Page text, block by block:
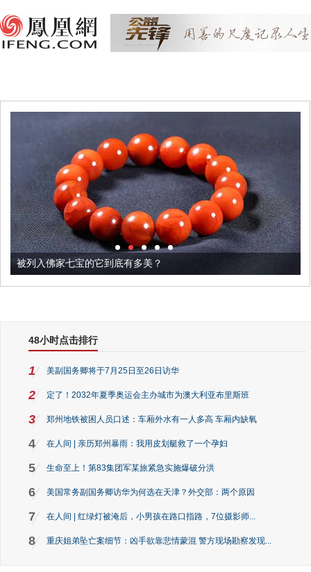
被列入佛家七宝的它到底有多美？
48小时点击排行
1 美副国务卿将于7月25日至26日访华
2 定了！2032年夏季奥运会主办城市为澳大利亚布里斯班
3 郑州地铁被困人员口述：车厢外水有一人多高 车厢内缺氧
4 在人间 | 亲历郑州暴雨：我用皮划艇救了一个孕妇
5 生命至上！第83集团军某旅紧急实施爆破分洪
6 美国常务副国务卿访华为何选在天津？外交部：两个原因
7 在人间 | 红绿灯被淹后，小男孩在路口指路，7位摄影师...
8 重庆姐弟坠亡案细节：凶手欲靠悲情蒙混 警方现场勘察发现...